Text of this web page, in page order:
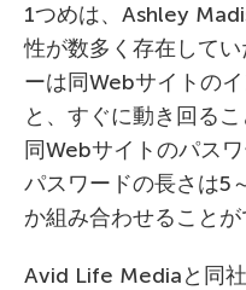
1つめは、Ashley
性が数多く存在して
ーは同Webサイトの
と、すぐに動き回る
同Webサイトのパス
パスワードの長さは5
か組み合わせることが
Avid Life Mediaと同